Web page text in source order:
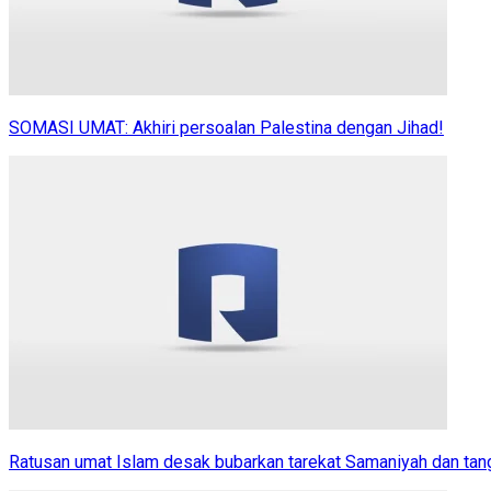
SOMASI UMAT: Akhiri persoalan Palestina dengan Jihad!
Ratusan umat Islam desak bubarkan tarekat Samaniyah dan